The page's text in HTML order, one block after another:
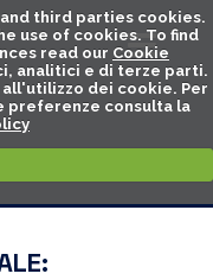
third parties cookies.
use of cookies. To find
read our Cookie
analitici e di terze parti.
dei cookie. Per
preferenze consulta la